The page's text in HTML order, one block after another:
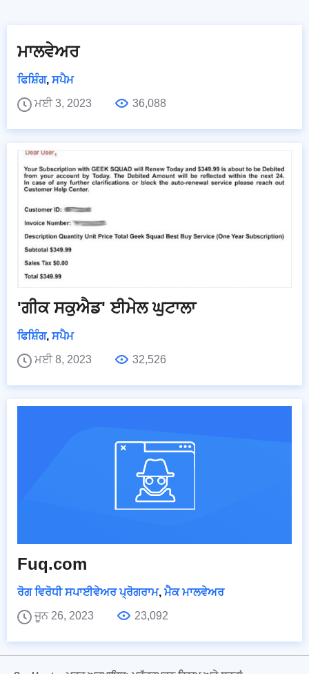
ਮਾਲਵੇਅਰ
ਫਿਸ਼ਿੰਗ, ਸਪੈਮ
ਮਈ 3, 2023
36,088
'ਗੀਕ ਸਕੁਐਡ' ਈਮੇਲ ਘੁਟਾਲਾ
ਫਿਸ਼ਿੰਗ, ਸਪੈਮ
ਮਈ 8, 2023
32,526
Fuq.com
ਰੋਗ ਵਿਰੋਧੀ ਸਪਾਈਵੇਅਰ ਪ੍ਰੋਗਰਾਮ, ਮੈਕ ਮਾਲਵੇਅਰ
ਜੂਨ 26, 2023
23,092